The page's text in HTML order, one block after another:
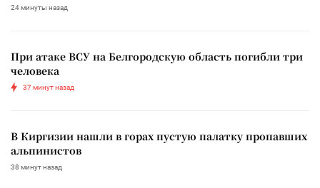
24 минуты назад
При атаке ВСУ на Белгородскую область погибли три
человека
37 минут назад
В Киргизии нашли в горах пустую палатку пропавших
альпинистов
38 минут назад